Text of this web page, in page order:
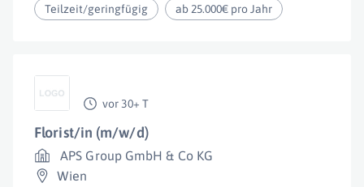
Teilzeit/geringfügig ab 25.000€ pro Jahr
vor 30+ T
Florist/in (m/w/d)
APS Group GmbH & Co KG
Wien